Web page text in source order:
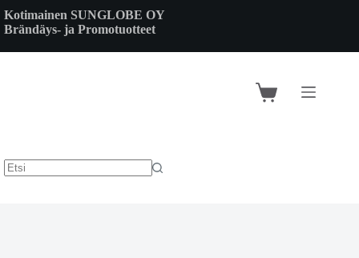
to
content
Kotimainen SUNGLOBE OY
Brändäys- ja Promotuotteet
Shopping